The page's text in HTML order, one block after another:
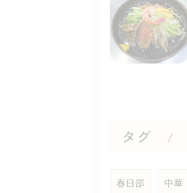
タグ
春日部 中華